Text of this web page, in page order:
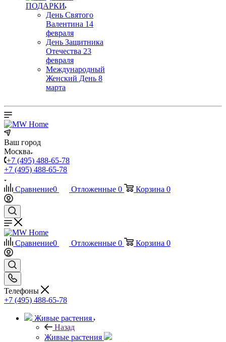
ПОДАРКИ
День Святого
Валентина 14
февраля
День Защитника
Отечества 23
февраля
Международный
Женский День 8
марта
Ваш город
Москва
+7 (495) 488-65-78
+7 (495) 488-65-78
Сравнение0 Отложенные 0 Корзина 0
Сравнение0 Отложенные 0 Корзина 0
Телефоны
+7 (495) 488-65-78
Живые растения
Назад
Живые растения